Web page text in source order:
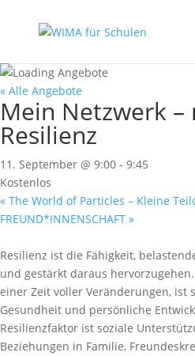
« Alle Angebote
Mein Netzwerk –
Resilienz
11. September @ 9:00 - 9:45
Kostenlos
« The World of Particles – Kleine
FREUND*INNENSCHAFT »
Resilienz ist die Fähigkeit,
und gestärkt daraus
einer Zeit voller Veränderungen, ist
Gesundheit und persönliche
Resilienzfaktor ist soziale
Beziehungen in Familie,